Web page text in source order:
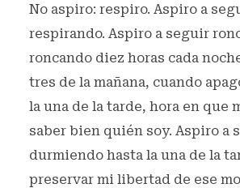
No aspiro: respiro. Aspiro a
respirando. Aspiro a seguir
roncando diez horas cada
tres de la mañana, cuando
la una de la tarde, hora en que
saber bien quién soy. Aspiro a
durmiendo hasta la una de la
preservar mi libertad de ese